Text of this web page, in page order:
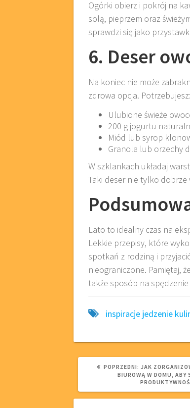
Ogórki obierz i pokrój na
solą, pieprzem oraz
sprawdzi się jako
6. Deser
Na koniec nie może
zdrowa opcja. Potrzebujesz:
Ulubione świeże
200 g jogurtu
Miód lub syrop
Granola lub orzechy
W szklankach układaj
Taki deser nie tylko dobrze
Lato to idealny czas na
Lekkie przepisy, które
spotkań z rodziną i
nieograniczone. Pamiętaj,
także sposób na
inspiracje jedzenie
POPRZEDNI: POPRZEDNI
WPIS:
JAK
BIUROWĄ W DOMU, ABY